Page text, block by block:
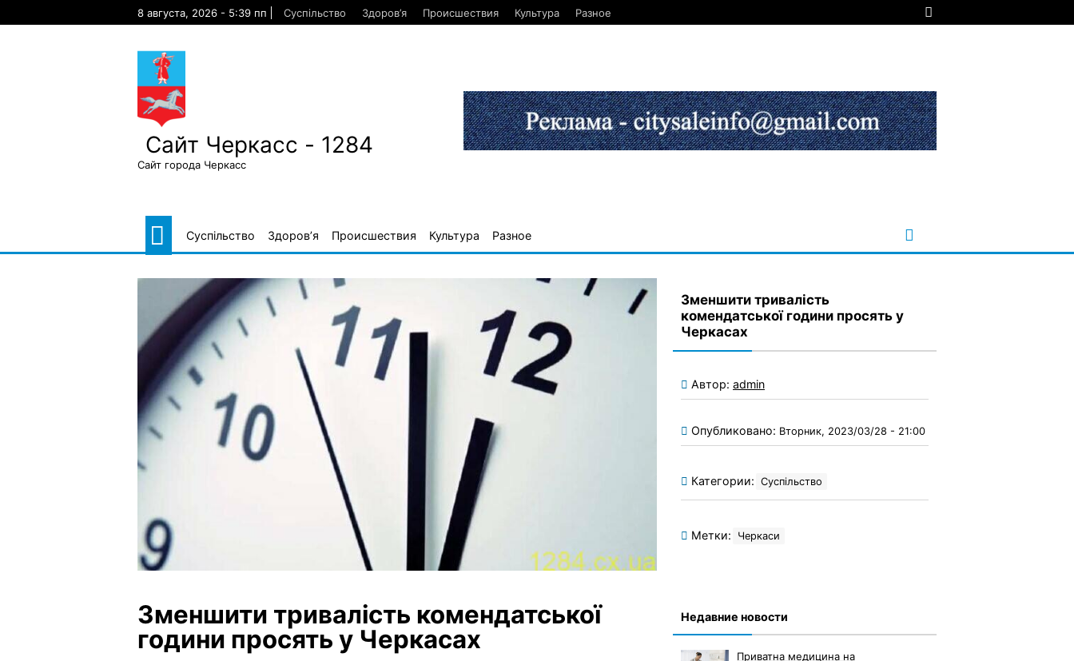
8 августа, 2026 - 5:39 пп Суспільство Здоров’я Происшествия Культура Разное
Сайт Черкасс - 1284
Сайт города Черкасс
Суспільство Здоров’я Происшествия Культура Разное
Зменшити тривалість комендатської
години просять у Черкасах
Зменшити тривалість
комендатської години просять у
Черкасах
Автор: admin
Опубликовано: Вторник, 2023/03/28 - 21:00
Категории: Суспільство
Метки: Черкаси
Недавние новости
Приватна медицина на